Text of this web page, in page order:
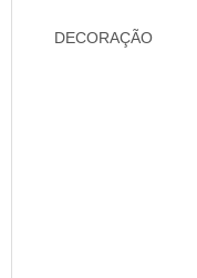
DECORAÇÃO